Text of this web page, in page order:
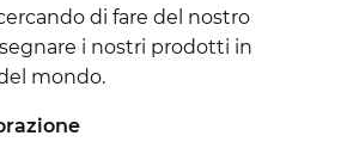
di fare del nostro
i nostri prodotti in
mondo.